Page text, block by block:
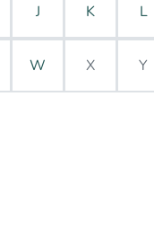
J K L
W X Y